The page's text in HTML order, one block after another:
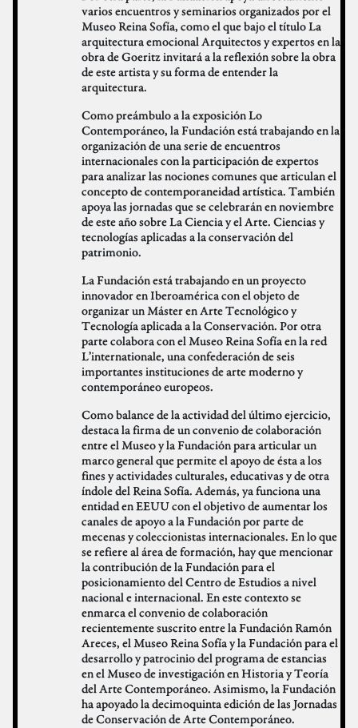
varios encuentros y seminarios organizados por el
Museo Reina Sofía, como el que bajo el título La
arquitectura emocional Arquitectos y expertos en la
obra de Goeritz invitará a la reflexión sobre la obra
de este artista y su forma de entender la
arquitectura.
Como preámbulo a la exposición Lo
Contemporáneo, la Fundación está trabajando en la
organización de una serie de encuentros
internacionales con la participación de expertos
para analizar las nociones comunes que articulan el
concepto de contemporaneidad artística. También
apoya las jornadas que se celebrarán en noviembre
de este año sobre La Ciencia y el Arte. Ciencias y
tecnologías aplicadas a la conservación del
patrimonio.
La Fundación está trabajando en un proyecto
innovador en Iberoamérica con el objeto de
organizar un Máster en Arte Tecnológico y
Tecnología aplicada a la Conservación. Por otra
parte colabora con el Museo Reina Sofía en la red
L’internationale, una confederación de seis
importantes instituciones de arte moderno y
contemporáneo europeos.
Como balance de la actividad del último ejercicio,
destaca la firma de un convenio de colaboración
entre el Museo y la Fundación para articular un
marco general que permite el apoyo de ésta a los
fines y actividades culturales, educativas y de otra
índole del Reina Sofía. Además, ya funciona una
entidad en EEUU con el objetivo de aumentar los
canales de apoyo a la Fundación por parte de
mecenas y coleccionistas internacionales. En lo que
se refiere al área de formación, hay que mencionar
la contribución de la Fundación para el
posicionamiento del Centro de Estudios a nivel
nacional e internacional. En este contexto se
enmarca el convenio de colaboración
recientemente suscrito entre la Fundación Ramón
Areces, el Museo Reina Sofía y la Fundación para el
desarrollo y patrocinio del programa de estancias
en el Museo de investigación en Historia y Teoría
del Arte Contemporáneo. Asimismo, la Fundación
ha apoyado la decimoquinta edición de las Jornadas
de Conservación de Arte Contemporáneo.